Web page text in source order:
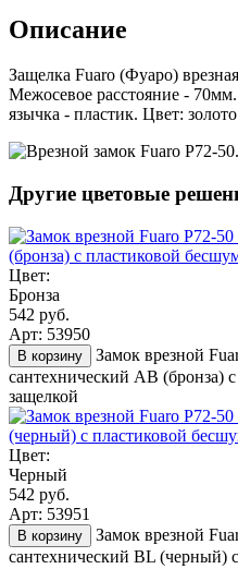
Описание
Защелка Fuaro (Фуаро)
Межосевое расстояние -
язычка - пластик. Цвет: золото
Другие цветовые
Цвет:
Бронза
542 руб.
Арт: 53950
В корзину
Замок врезной
сантехнический AB (бронза)
защелкой
Цвет:
Черный
542 руб.
Арт: 53951
В корзину
Замок врезной
сантехнический BL (черный)